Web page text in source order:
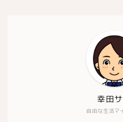
自由な生活マ
幸田